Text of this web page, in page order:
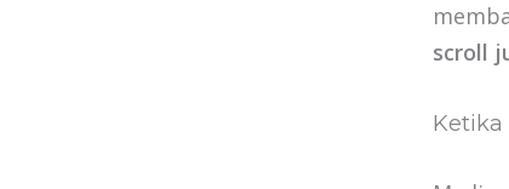
scroll
Ketika